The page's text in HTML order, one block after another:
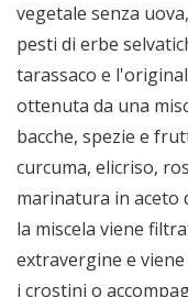
vegetale senza
pesti di erbe
tarassaco e
ottenuta da una
bacche, spezie e
curcuma, elicriso,
marinatura in aceto
la miscela viene
extravergine e
i crostini o